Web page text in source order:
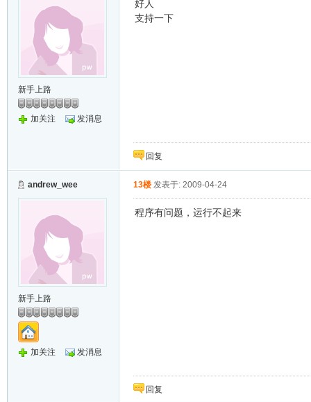
新手上路
加关注 发消息
好人
支持一下
回复
andrew_wee
新手上路
加关注 发消息
13楼 发表于: 2009-04-24
程序有问题，运行不起来
回复